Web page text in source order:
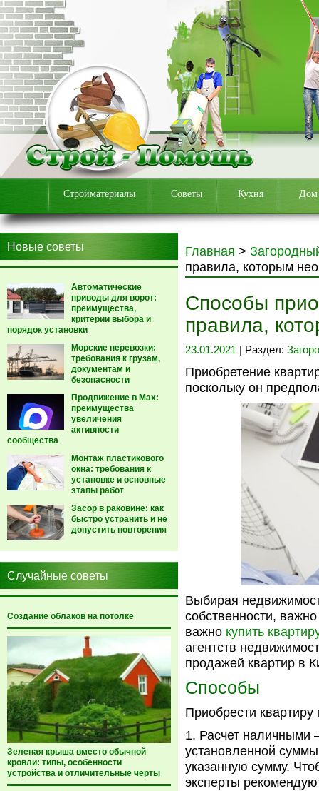
Стройматериалы Советы Кухня Дом
Новые советы
Автоматические
приводы для ворот:
преимущества,
критерии выбора и
порядок установки
Морские перевозки:
требования к грузам,
документам и
безопасности
Продвижение в Max:
преимущества
увеличения
активности
сообщества
Монтаж пластикового
окна: требования к
установке и основные
этапы работ
Засор в раковине: как
быстро устранить и не
допустить повторения
Случайные советы
Создание облаков на потолке
Зеленая крыша вместо обычной
кровли: типы, особенности
устройства и отличительные черты
Главная >
правила, которым
Способы
правила,
23.01.2021 | Раздел:
Приобретение
поскольку он
Выбирая
собственности,
важно купить
агентств
продажей квартир в
Способы
Приобрести
Расчет наличными
установленной
указанную сумму.
эксперты